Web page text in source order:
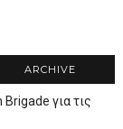
ARCHIVE
για τις